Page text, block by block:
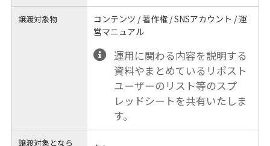
譲渡対象物
コンテンツ / 著作権 / SNSアカウント / 運
営マニュアル
運用に関わる内容を説明する
資料やまとめているリポスト
ユーザーのリスト等のスプ
レッドシートを共有いたしま
す。
譲渡対象となら